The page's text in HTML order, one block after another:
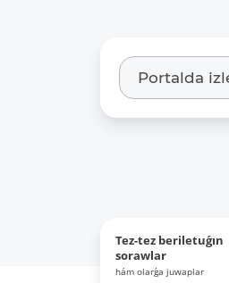
Tez-tez beriletuǵın
sorawlar
hám olarǵa juwaplar